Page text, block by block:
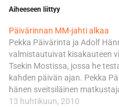
Aiheeseen liittyy
Päivärinnan MM-jahti alkaa
Pekka Päivärinta ja Adolf
valmistautuivat kisakauteen
Tsekin Mostissa, jossa he
kahden päivän ajan. Pekka
hänen sveitsiläinen
Hänni lähtevät kirkastamaan
13 huhtikuun, 2010